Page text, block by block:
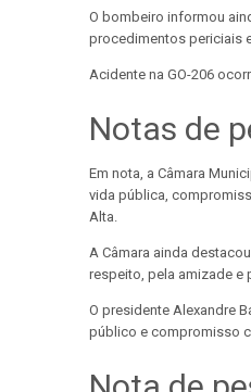
O bombeiro informou
procedimentos periciais
Acidente na GO-206
Notas de
Em nota, a Câmara
vida pública,
Alta.
A Câmara ainda
respeito, pela amizade e
O presidente Alexandre
público e compromisso